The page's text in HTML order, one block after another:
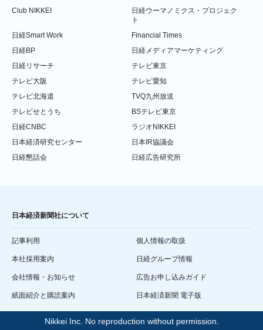
Club NIKKEI
日経ウーマノミクス・プロジェク
ト
日経Smart Work
Financial Times
日経BP
日経メディアマーケティング
日経リサーチ
テレビ東京
テレビ大阪
テレビ愛知
テレビ北海道
TVQ九州放送
テレビせとうち
BSテレビ東京
日経CNBC
ラジオNIKKEI
日本経済研究センター
日本IR協議会
日経懇話会
日経広告研究所
日本経済新聞社について
記事利用 個人情報の取扱
本社採用案内 日経グループ情報
会社情報・お知らせ 広告お申し込みガイド
紙面紹介と購読案内 日本経済新聞 電子版
Nikkei Inc. No reproduction without permission.